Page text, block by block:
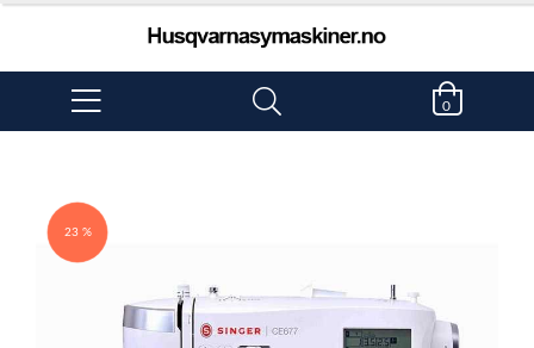
0
23 %